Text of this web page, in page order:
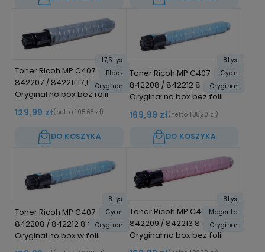
Toner Ricoh MP C407
842207 / 842211 17,5 tys. K
Oryginał no box bez folii
129,99 zł(netto: 105,68 zł)
DO KOSZYKA
17,5 tys.
Black
Oryginał
Toner Ricoh MP C407
842208 / 842212 8 tys. C
Oryginał no box bez folii
169,99 zł(netto: 138,20 zł)
DO KOSZYKA
8 tys.
Cyan
Oryginał
Toner Ricoh MP C407
842208 / 842212 8 tys. C
Oryginał no box w folii
8 tys.
Cyan
Oryginał
Toner Ricoh MP C407
842209 / 842213 8 tys. M
Oryginał no box bez folii
8 tys.
Magenta
Oryginał